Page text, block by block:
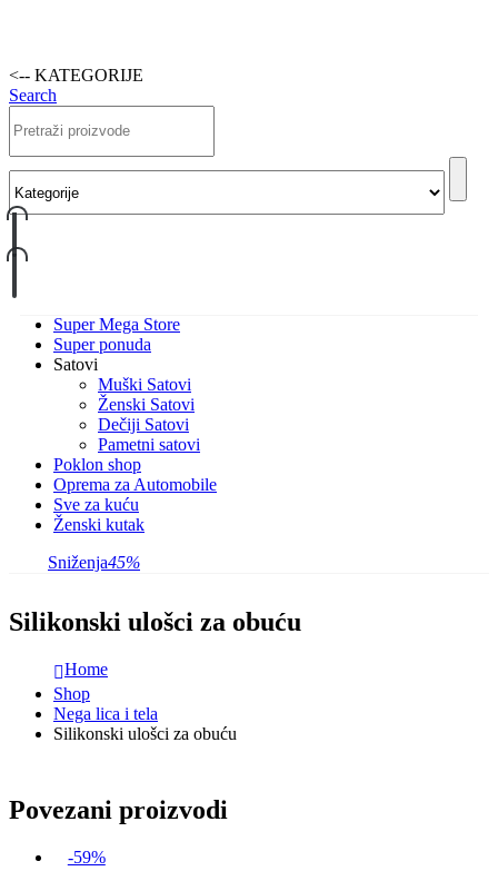
<-- KATEGORIJE
Search
Super Mega Store
Super ponuda
Satovi
Muški Satovi
Ženski Satovi
Dečiji Satovi
Pametni satovi
Poklon shop
Oprema za Automobile
Sve za kuću
Ženski kutak
Sniženja45%
Silikonski ulošci za obuću
Home
Shop
Nega lica i tela
Silikonski ulošci za obuću
Povezani proizvodi
-59%